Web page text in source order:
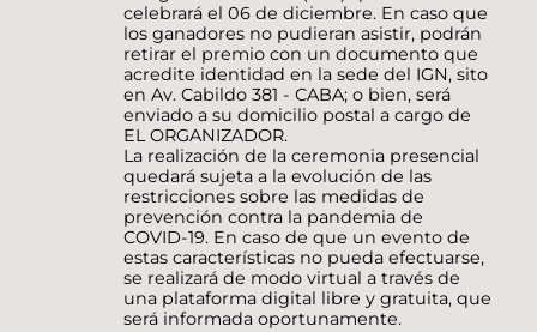
celebrará el 06 de diciembre. En caso que
los ganadores no pudieran asistir, podrán
retirar el premio con un documento que
acredite identidad en la sede del IGN, sito
en Av. Cabildo 381 - CABA; o bien, será
enviado a su domicilio postal a cargo de
EL ORGANIZADOR.
La realización de la ceremonia presencial
quedará sujeta a la evolución de las
restricciones sobre las medidas de
prevención contra la pandemia de
COVID-19. En caso de que un evento de
estas características no pueda efectuarse,
se realizará de modo virtual a través de
una plataforma digital libre y gratuita, que
será informada oportunamente.